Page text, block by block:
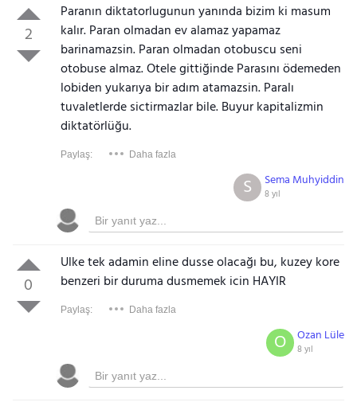
2
Paranın diktatorlugunun yanında bizim ki masum
kalır. Paran olmadan ev alamaz yapamaz
barinamazsin. Paran olmadan otobuscu seni
otobuse almaz. Otele gittiğinde Parasını ödemeden
lobiden yukarıya bir adım atamazsin. Paralı
tuvaletlerde sictirmazlar bile. Buyur kapitalizmin
diktatörlüğu.
Paylaş: Daha fazla
Sema Muhyiddin
8 yıl
S
0
Ulke tek adamin eline dusse olacağı bu, kuzey kore
benzeri bir duruma dusmemek icin HAYIR
Paylaş: Daha fazla
Ozan Lüle
8 yıl
O